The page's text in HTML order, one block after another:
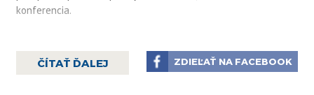
konferencia.
spojencov, zaistiť, aby sa už nikdy nezopakoval konflikt
podobných globálnych rozmerov, a definitívne určiť povojnové
ČÍTAŤ ĎALEJ ZDIEĽAŤ NA FACEBOOK